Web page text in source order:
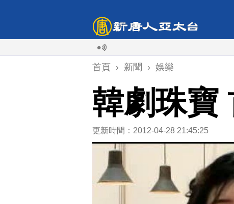
首頁 › 新聞 › 娛樂
韓劇珠寶
更新時間：2012-04-28 21:45:25